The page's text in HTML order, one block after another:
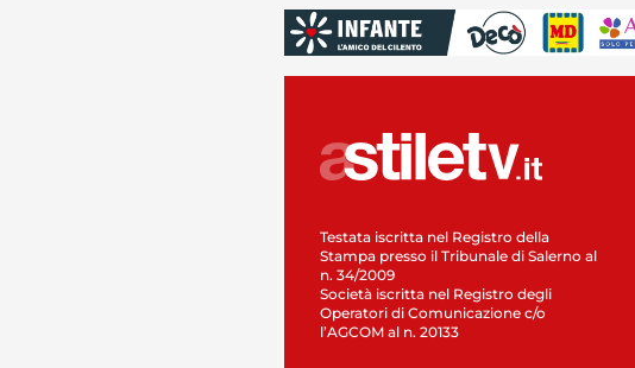
Testata iscritta nel Registro della
Stampa presso il Tribunale di Salerno al
n. 34/2009
Società iscritta nel Registro degli
Operatori di Comunicazione c/o
l’AGCOM al n. 20133